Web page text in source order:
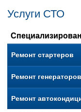
Услуги СТО
Ремонт стартеров
Ремонт генераторов
Ремонт